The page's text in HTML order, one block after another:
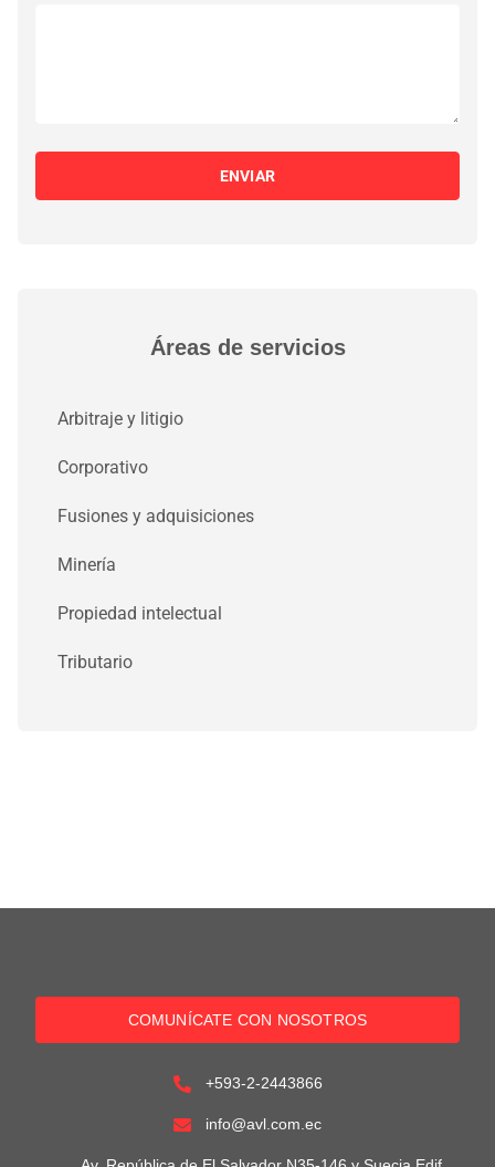
ENVIAR
Áreas de servicios
Arbitraje y litigio
Corporativo
Fusiones y adquisiciones
Minería
Propiedad intelectual
Tributario
COMUNÍCATE CON NOSOTROS
+593-2-2443866
info@avl.com.ec